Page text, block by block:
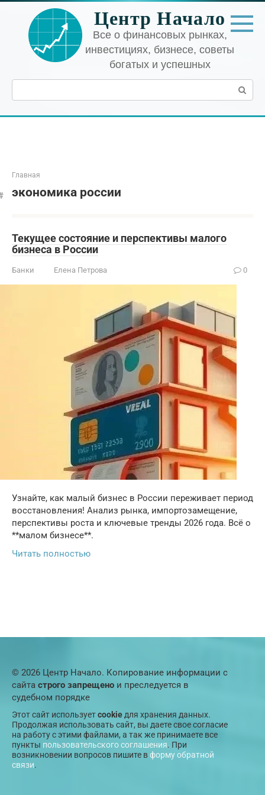
Перейти
контенту
Центр Начало
Все о финансовых рынках,
инвестициях, бизнесе, советы
богатых и успешных
Поиск:
Главная
экономика россии
Текущее состояние и перспективы малого
бизнеса в России
Банки Елена Петрова 0
Узнайте, как малый бизнес в России переживает период
восстановления! Анализ рынка, импортозамещение,
перспективы роста и ключевые тренды 2026 года. Всё о
**малом бизнесе**.
Читать полностью
© 2026 Центр Начало. Копирование информации с
сайта строго запрещено и преследуется в
судебном порядке
Этот сайт используетcookie для хранения данных.
Продолжая использовать сайт, вы даете свое согласие
на работу с этими файлами, а так же принимаете все
пункты пользовательского соглашения. При
возникновении вопросов пишите вформу обратной
связи.